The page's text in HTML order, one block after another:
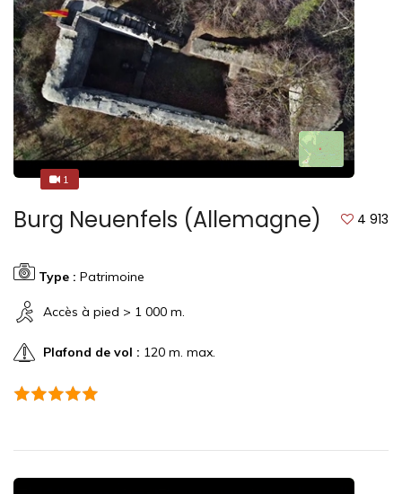
1
1
Burg Neuenfels (Allemagne) 4 913
Type : Patrimoine
Accès à pied > 1 000 m.
Plafond de vol : 120 m. max.